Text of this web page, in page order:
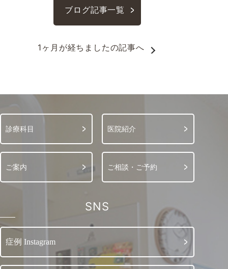
ブログ記事一覧
1ヶ月が経ちましたの記事へ
診療科目 医院紹介
ご案内 ご相談・ご予約
SNS
症例 Instagram